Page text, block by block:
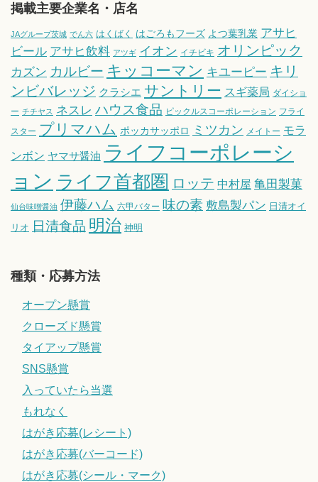
掲載主要企業名・店名
JAグループ茨城 でん六 はくばく はごろもフーズ よつ葉乳業 アサヒ
ビール アサヒ飲料 アツギ イオン イチビキ オリンピック
カズン カルビー キッコーマン キユーピー キリ
ンビバレッジ クラシエ サントリー スギ薬局 ダイショ
ー チチヤス ネスレ ハウス食品 ピックルスコーポレーション フライ
スター プリマハム ポッカサッポロ ミツカン メイトー モラ
ンボン ヤマサ醤油 ライフコーポレーシ
ョン ライフ首都圏 ロッテ 中村屋 亀田製菓
仙台味噌醤油 伊藤ハム 六甲バター 味の素 敷島製パン 日清オイ
リオ 日清食品 明治 神明
種類・応募方法
オープン懸賞
クローズド懸賞
タイアップ懸賞
SNS懸賞
入っていたら当選
もれなく
はがき応募(レシート)
はがき応募(バーコード)
はがき応募(シール・マーク)